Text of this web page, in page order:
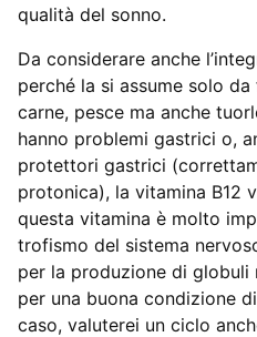
qualità del sonno.
Da considerare anche
perché la si assume solo
carne, pesce ma anche
hanno problemi gastrici o,
protettori gastrici
protonica), la vitamina B12
questa vitamina è molto
trofismo del sistema
per la produzione di globuli
per una buona condizione
caso, valuterei un ciclo